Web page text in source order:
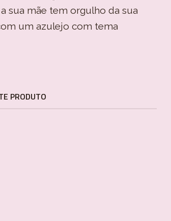
a sua mãe tem orgulho da sua
um azulejo com tema
PRODUTO